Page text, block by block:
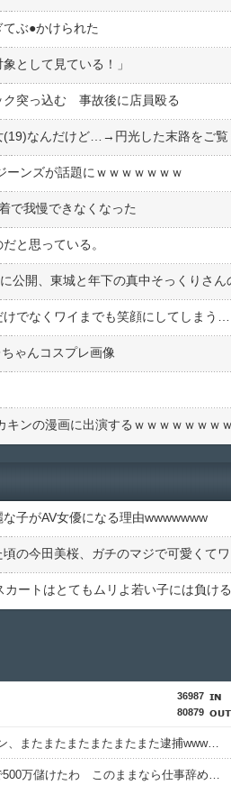
ぶ●︎かけられた
として見ている！」
ク突っ込む 事故後に店員殴る
(19)なんだけど…→円光した末路をご
ーンズが話題にｗｗｗｗｗｗｗ
で我慢できなくなった
と思っている。
公開、東城と年下の真中そっくりさ
けでなくワイまでも笑顔にしてしまう…
ゃんコスプレ画像
キンの漫画に出演するｗｗｗｗｗｗｗｗ
な子がAV女優になる理由wwwwwww
36987
80879
【悲報】グエン、またまたまたまたまたまた逮捕wwwwwwwwwwwwwww
6月ワイ「株で500万儲けたわ このままなら仕事辞めれるかも」→２ヶ月後...